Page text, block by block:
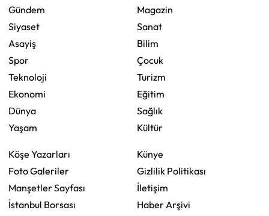
Gündem
Siyaset
Asayiş
Spor
Teknoloji
Ekonomi
Dünya
Yaşam
Magazin
Sanat
Bilim
Çocuk
Turizm
Eğitim
Sağlık
Kültür
Köşe Yazarları
Foto Galeriler
Manşetler Sayfası
İstanbul Borsası
Künye
Gizlilik Politikası
İletişim
Haber Arşivi